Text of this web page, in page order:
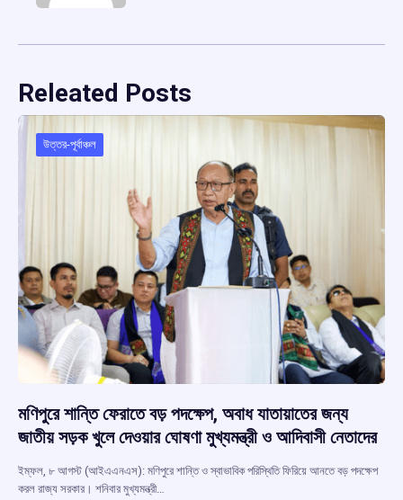
Releated Posts
উত্তর-পূর্বাঞ্চল
মণিপুরে শান্তি ফেরাতে বড় পদক্ষেপ, অবাধ যাতায়াতের জন্য
জাতীয় সড়ক খুলে দেওয়ার ঘোষণা মুখ্যমন্ত্রী ও আদিবাসী নেতাদের
ইম্ফল, ৮ আগস্ট (আইএএনএস): মণিপুরে শান্তি ও স্বাভাবিক পরিস্থিতি ফিরিয়ে আনতে বড় পদক্ষেপ
করল রাজ্য সরকার। শনিবার মুখ্যমন্ত্রী…